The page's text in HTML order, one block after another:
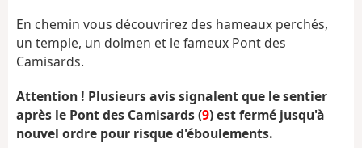
En chemin vous découvrirez des hameaux perchés,
un temple, un dolmen et le fameux Pont des
Camisards.
Attention ! Plusieurs avis signalent que le sentier
après le Pont des Camisards (9) est fermé jusqu'à
nouvel ordre pour risque d'éboulements.